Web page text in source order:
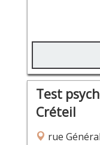
Test
Créteil
rue